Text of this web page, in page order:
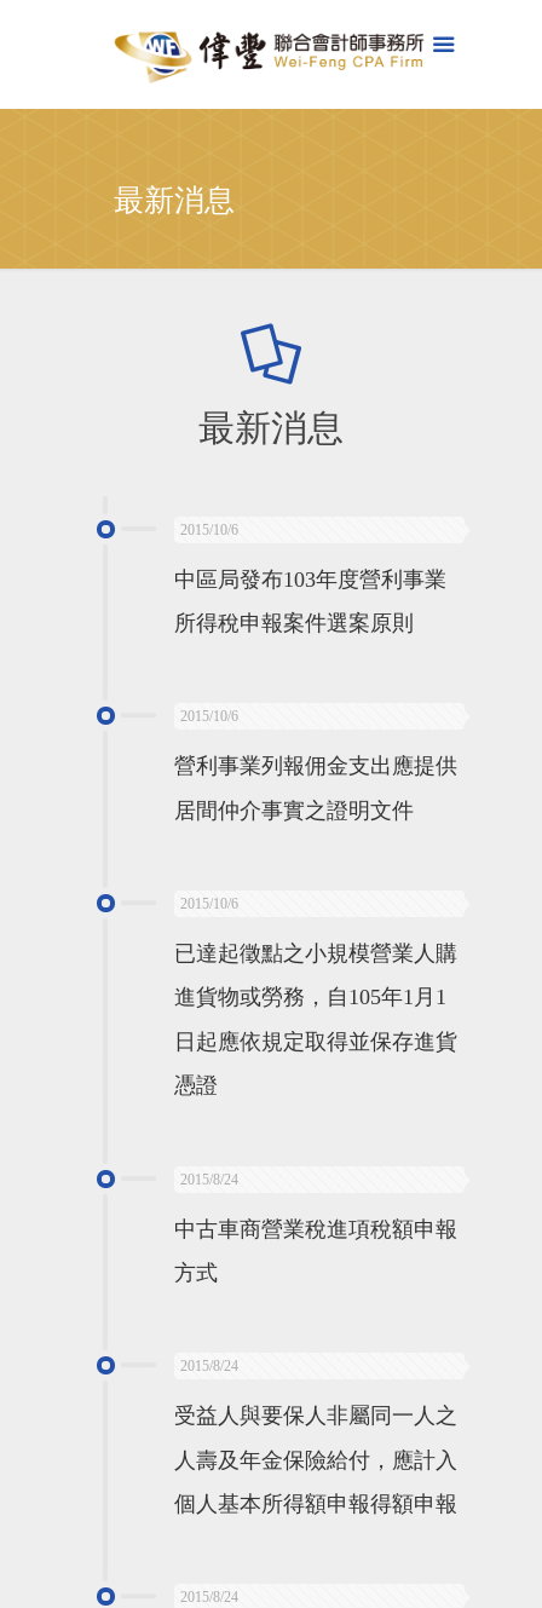
最新消息
最新消息
2015/10/6
中區局發布103年度營利事業
所得稅申報案件選案原則
2015/10/6
營利事業列報佣金支出應提供
居間仲介事實之證明文件
2015/10/6
已達起徵點之小規模營業人購
進貨物或勞務，自105年1月1
日起應依規定取得並保存進貨
憑證
2015/8/24
中古車商營業稅進項稅額申報
方式
2015/8/24
受益人與要保人非屬同一人之
人壽及年金保險給付，應計入
個人基本所得額申報得額申報
2015/8/24